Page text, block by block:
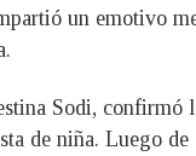
un emotivo
Sodi, confirmó
de niña. Luego